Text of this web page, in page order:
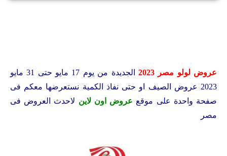
عروض لولو مصر 2023
الجديدة من يوم 17 مايو حتى 31 مايو
2023 عروض الصيف او حتى نفاذ الكمية نستعرضها معكم فى
صفحة واحدة على موقع عروض اون لاين لاحدث العروض فى
مصر